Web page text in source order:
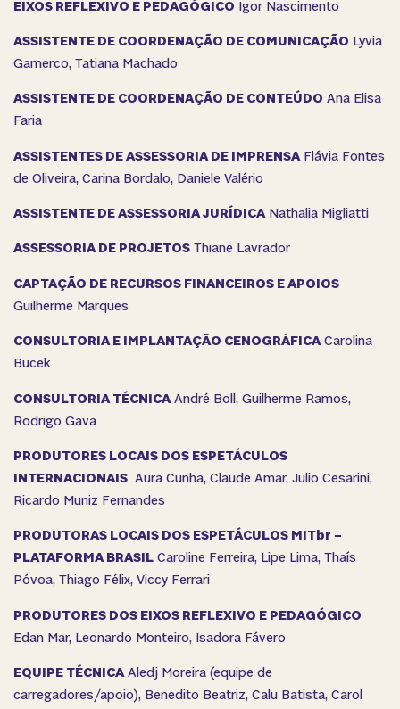
EIXOS REFLEXIVO E PEDAGÓGICO Igor Nascimento
ASSISTENTE DE COORDENAÇÃO DE COMUNICAÇÃO Lyvia
Gamerco, Tatiana Machado
ASSISTENTE DE COORDENAÇÃO DE CONTEÚDO Ana Elisa
Faria
ASSISTENTES DE ASSESSORIA DE IMPRENSAFlávia Fontes
de Oliveira, Carina Bordalo, Daniele Valério
ASSISTENTE DE ASSESSORIA JURÍDICANathalia Migliatti
ASSESSORIA DE PROJETOS Thiane Lavrador
CAPTAÇÃO DE RECURSOS FINANCEIROS E APOIOS
Guilherme Marques
CONSULTORIA E IMPLANTAÇÃO CENOGRÁFICACarolina
Bucek
CONSULTORIA TÉCNICAAndré Boll, Guilherme Ramos,
Rodrigo Gava
PRODUTORES LOCAIS DOS ESPETÁCULOS
INTERNACIONAIS Aura Cunha, Claude Amar, Julio Cesarini,
Ricardo Muniz Fernandes
PRODUTORAS LOCAIS DOS ESPETÁCULOS MITbr –
PLATAFORMA BRASIL Caroline Ferreira, Lipe Lima, Thaís
Póvoa, Thiago Félix, Viccy Ferrari
PRODUTORES DOS EIXOS REFLEXIVO E PEDAGÓGICO
Edan Mar, Leonardo Monteiro, Isadora Fávero
EQUIPE TÉCNICAAledj Moreira (equipe de
carregadores/apoio), Benedito Beatriz, Calu Batista, Carol